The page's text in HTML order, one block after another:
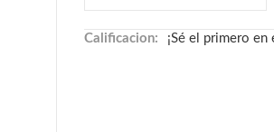
Calificacion: ¡Sé el primero